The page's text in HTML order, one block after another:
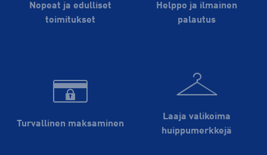
Nopeat ja edulliset
toimitukset
Helppo ja ilmainen
palautus
Turvallinen maksaminen
Laaja valikoima
huippu­merkkejä